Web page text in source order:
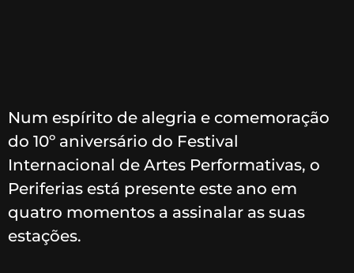
Num espírito de alegria e comemoração
do 10º aniversário do Festival
Internacional de Artes Performativas, o
Periferias está presente este ano em
quatro momentos a assinalar as suas
estações.